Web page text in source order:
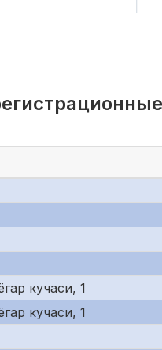
кучаси, 1
кучаси, 1